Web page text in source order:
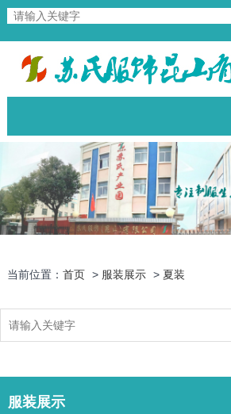
当前位置： 首页 > 服装展示 > 夏装
服装展示